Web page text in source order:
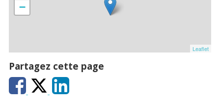
−
Leaflet
Partagez cette page